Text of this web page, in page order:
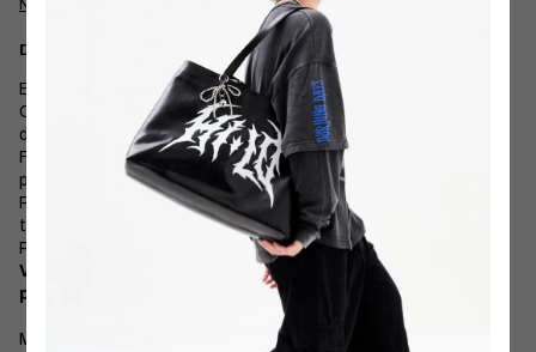
Não sei meu CEP
Descrição
Bag Charm dourado! YES!
Chaveiro feito com corda nautica, possui metais robustos
dourados super reforçados.
Fizemos do zero os nós da corda e selecionamos a dedo os
pingentes super estilosos para acompanhar sua HI-LO por aí!
Possui mosquetão redondo, berloques de estrela e alfinete e
também ponteiras nas pontas da corda.
Personalize sua bolsa HI-LO e arrase!
Vendido separadamente, não acompanha nenhum outro
produto do site.
Medidas aproximadas: